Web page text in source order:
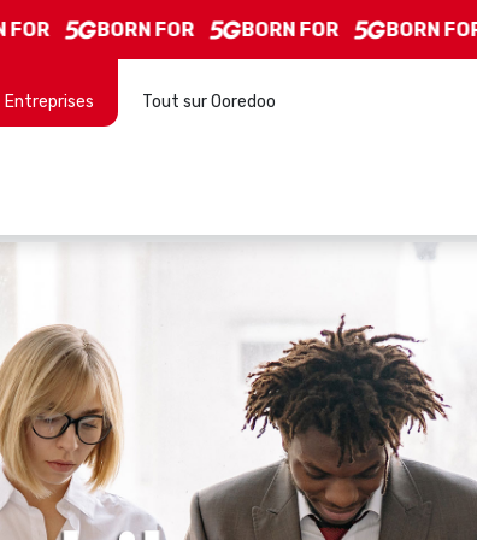
BORN FOR BORN FOR BORN FOR
Entreprises Tout sur Ooredoo